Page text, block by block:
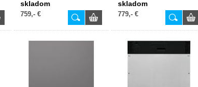
skladom
759,- €
skladom
779,- €